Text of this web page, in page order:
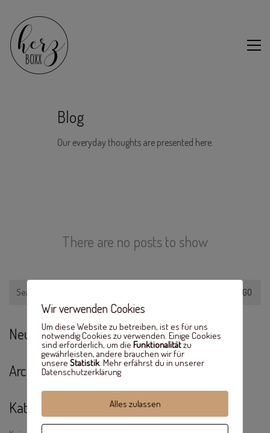
Blog
Our everyday thoughts are presented here.
There are no posts to show
Search
for:
Neueste Kommentare
Archive
Kategorien
Wir verwenden Cookies
Um diese Website zu betreiben, ist es für uns
notwendig Cookies zu verwenden. Einige Cookies
sind erforderlich, um die Funktionalitätzu
gewährleisten, andere brauchen wir für
unsere Statistik. Mehr erfährst du in unserer
Datenschutzerklärung
Alles zulassen